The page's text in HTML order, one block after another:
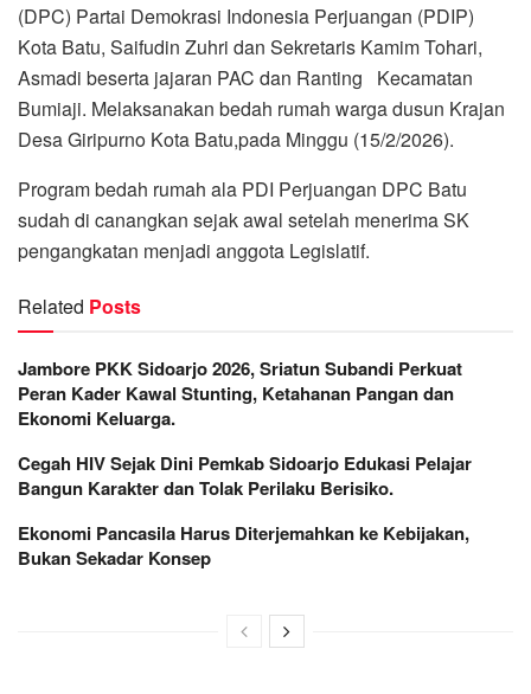
(DPC) Partai Demokrasi Indonesia Perjuangan (PDIP)
Kota Batu, Saifudin Zuhri dan Sekretaris Kamim Tohari,
Asmadi beserta jajaran PAC dan Ranting Kecamatan
Bumiaji. Melaksanakan bedah rumah warga dusun Krajan
Desa Giripurno Kota Batu,pada Minggu (15/2/2026).
Program bedah rumah ala PDI Perjuangan DPC Batu
sudah di canangkan sejak awal setelah menerima SK
pengangkatan menjadi anggota Legislatif.
Related Posts
Jambore PKK Sidoarjo 2026, Sriatun Subandi Perkuat
Peran Kader Kawal Stunting, Ketahanan Pangan dan
Ekonomi Keluarga.
Cegah HIV Sejak Dini Pemkab Sidoarjo Edukasi Pelajar
Bangun Karakter dan Tolak Perilaku Berisiko.
Ekonomi Pancasila Harus Diterjemahkan ke Kebijakan,
Bukan Sekadar Konsep